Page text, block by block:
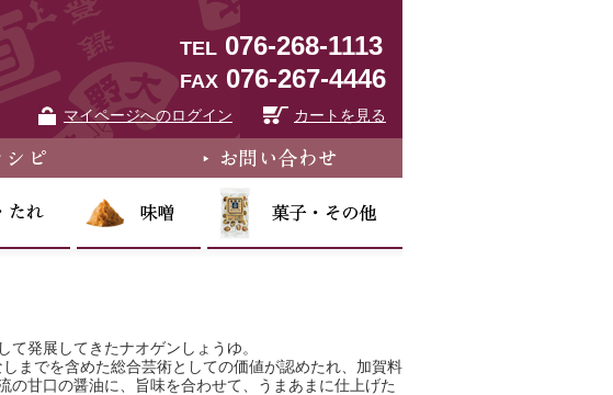
TEL 076-268-1113
FAX 076-267-4446
マイページへのログイン カートを見る
発展してきたナオゲンしょうゆ。
までを含めた総合芸術としての価値が認めたれ、加賀料
甘口の醤油に、旨味を合わせて、うまあまに仕上げた